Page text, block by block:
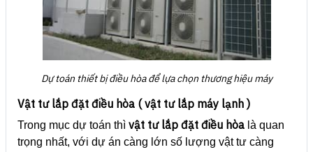
Dự toán thiết bị điều hòa để lựa chọn thương hiệu máy
Vật tư lắp đặt điều hòa ( vật tư lắp máy lạnh )
Trong mục dự toán thì vật tư lắp đặt điều hòa là quan
trọng nhất, với dự án càng lớn số lượng vật tư càng